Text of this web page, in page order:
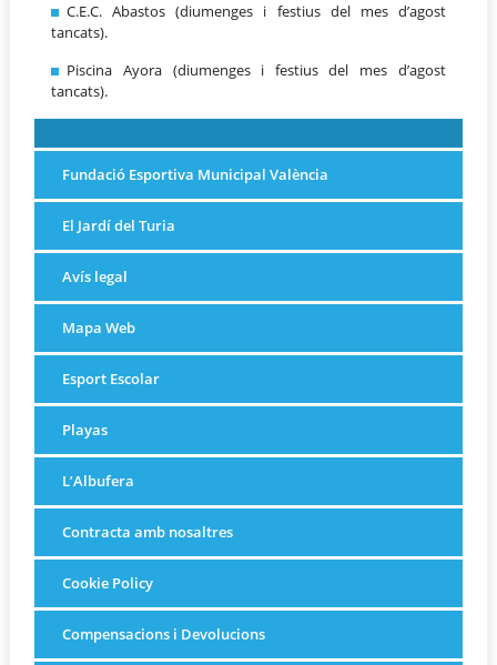
C.E.C. Abastos (diumenges i festius del mes d’agost
tancats).
Piscina Ayora (diumenges i festius del mes d’agost
tancats).
Fundació Esportiva Municipal València
El Jardí del Turia
Avís legal
Mapa Web
Esport Escolar
Playas
L’Albufera
Contracta amb nosaltres
Cookie Policy
Compensacions i Devolucions